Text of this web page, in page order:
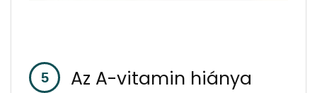
Az A-vitamin hiánya